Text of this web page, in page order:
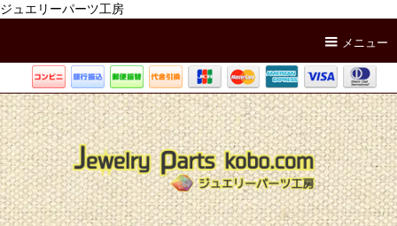
ジュエリーパーツ工房
メニュー